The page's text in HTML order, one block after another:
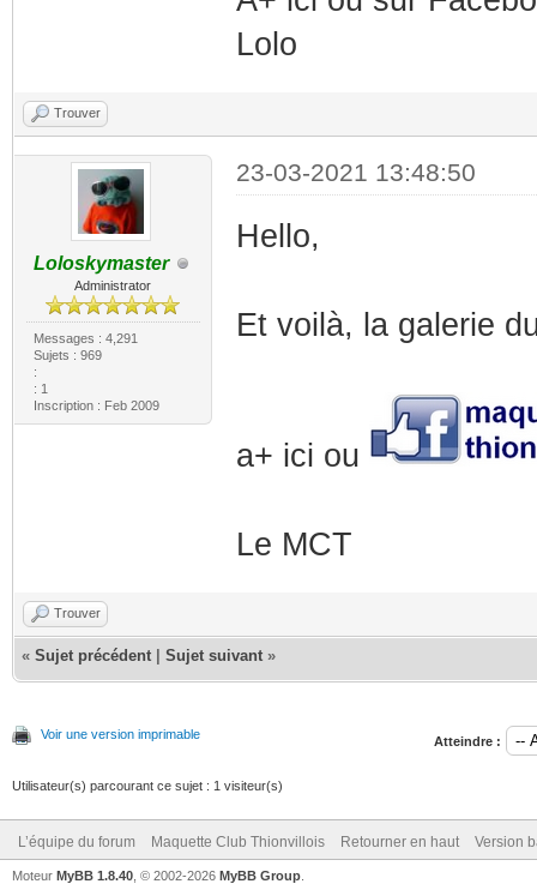
Lolo
Trouver
Loloskymaster
Administrator
Messages : 4,291
Sujets : 969
:
: 1
Inscription : Feb 2009
23-03-2021 13:48:50
Hello,
Et voilà, la galerie
a+ ici ou
Le MCT
Trouver
« Sujet précédent Sujet suivant »
Voir une version imprimable Atteindre :
Utilisateur(s) parcourant ce sujet : 1 visiteur(s)
L’équipe du forum Maquette Club Thionvillois Retourner en haut Version
Moteur MyBB 1.8.40 , © 2002-2026 MyBB Group